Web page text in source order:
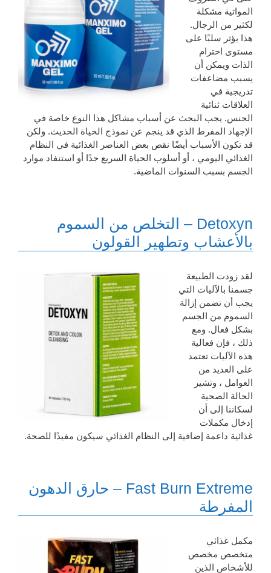
المواتية مشكلة
لكثير من الرجال.
هذا يؤثر سلبًا على
مستوى احترام
الذات ويمكن أن
يسبب مضاعفات
تدريجية في
العلاقات ثنائية
الجنس. يجب البحث عن أسباب مشاكل هذا النوع خاصة في
الإجهاد المفرط الذي قد ينجم عن نموذج الحياة الحديث. ولكن
قد تكون الأسباب أيضًا نقص بعض العناصر الغذائية في النظام
الغذائي اليومي ، أو أسلوب الحياة السريع جدًا أو استنفاد موارد
الجسم بسبب السنوات الماضية.
Detoxyn – التخلص من السموم
بالأعشاب وتطهير القولون
لقد زودت الطبيعة
جسمنا بالآليات التي
يجب أن تضمن إزالة
السموم من الجسم
بشكل فعال. ومع
ذلك ، فإن فعالية
هذه الآليات تعتمد
على العديد من
العوامل ، وتشير
الحالة الصحية
لسكاننا إلى أن
إدخال مكملات
غذائية داعمة إضافية إلى النظام الغذائي سيكون مفيدًا للصحة.
Fast Burn Extreme – حارق الدهون
المفرطة
مكمل غذائي
متخصص مخصص
للأشخاص الذين